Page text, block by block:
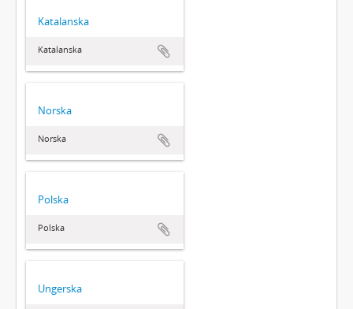
Katalanska
Katalanska
Norska
Norska
Polska
Polska
Ungerska